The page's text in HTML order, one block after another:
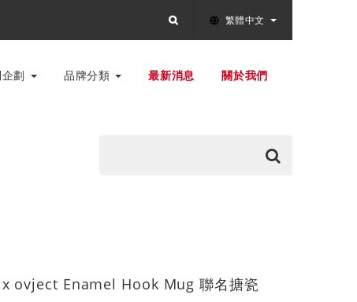
繁體中文
劃 品牌分類 最新消息 關於我們
ovject Enamel Hook Mug 聯名搪瓷